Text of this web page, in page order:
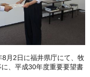
月2日に福井県庁にて、牧
、平成30年度重要要望書